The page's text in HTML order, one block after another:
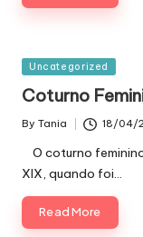
Posted
Uncategorized
Coturno
Posted
By Tania 18/04/
O coturno
XIX, quando foi…
Read More